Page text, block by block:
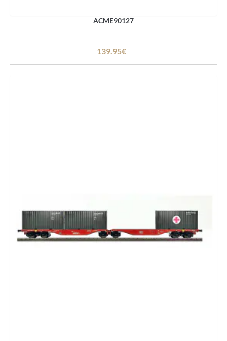
ACME90127
139.95€